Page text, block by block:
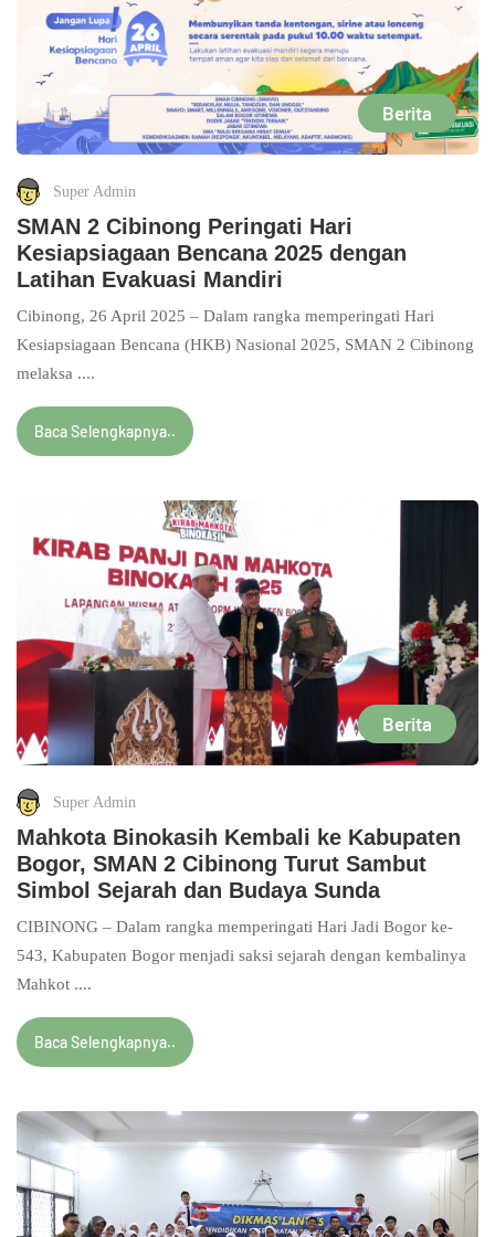
Berita
Super Admin
SMAN 2 Cibinong Peringati Hari
Kesiapsiagaan Bencana 2025 dengan
Latihan Evakuasi Mandiri
Cibinong, 26 April 2025 – Dalam rangka memperingati Hari
Kesiapsiagaan Bencana (HKB) Nasional 2025, SMAN 2 Cibinong
melaksa ....
Baca Selengkapnya..
Berita
Super Admin
Mahkota Binokasih Kembali ke Kabupaten
Bogor, SMAN 2 Cibinong Turut Sambut
Simbol Sejarah dan Budaya Sunda
CIBINONG – Dalam rangka memperingati Hari Jadi Bogor ke-
543, Kabupaten Bogor menjadi saksi sejarah dengan kembalinya
Mahkot ....
Baca Selengkapnya..